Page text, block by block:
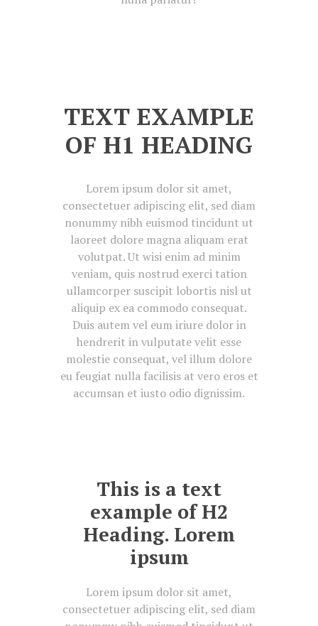
TEXT EXAMPLE
OF H1 HEADING
Lorem ipsum dolor sit amet,
consectetuer adipiscing elit, sed diam
nonummy nibh euismod tincidunt ut
laoreet dolore magna aliquam erat
volutpat. Ut wisi enim ad minim
veniam, quis nostrud exerci tation
ullamcorper suscipit lobortis nisl ut
aliquip ex ea commodo consequat.
Duis autem vel eum iriure dolor in
hendrerit in vulputate velit esse
molestie consequat, vel illum dolore
eu feugiat nulla facilisis at vero eros et
accumsan et iusto odio dignissim.
This is a text
example of H2
Heading. Lorem
ipsum
Lorem ipsum dolor sit amet,
consectetuer adipiscing elit, sed diam